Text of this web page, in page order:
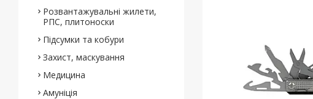
Розвантажувальні жилети,
РПС, плитоноски
Підсумки та кобури
Захист, маскування
Медицина
Амуніція